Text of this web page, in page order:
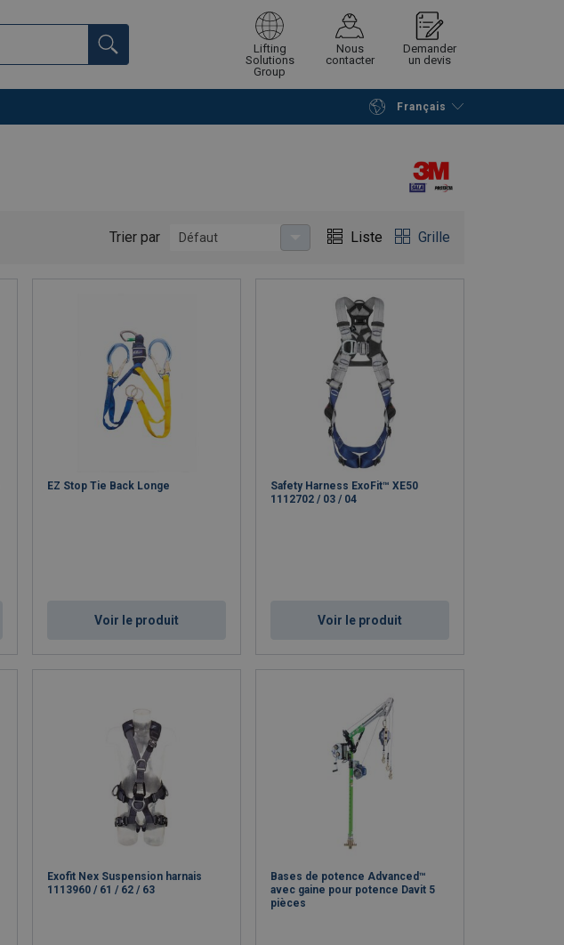
Lifting
Solutions
Group
Nous
contacter
Demander
un devis
Français
Poursuivre Envoyer demande
Trier par Défaut Liste Grille
EZ Stop Tie Back Longe
Voir le produit
Safety Harness ExoFit™ XE50
1112702 / 03 / 04
Voir le produit
Exofit Nex Suspension harnais
1113960 / 61 / 62 / 63
Bases de potence Advanced™
avec gaine pour potence Davit 5
pièces